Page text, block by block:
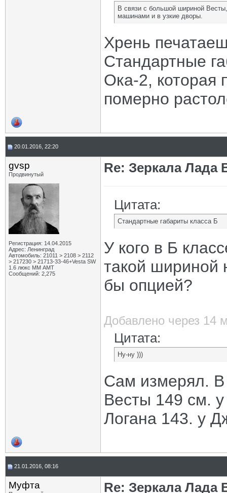
В связи с большой шириной
машинами и в узкие дворы.
Хрень
Стандартные
Ока-2, которая
померно
20.01.2016, 22:20
gvsp
Продвинутый
Регистрация: 14.04.2015
Адрес: Ленинград
Автомобиль: 21011 > 2108 > 2112
> 217230 > 21713-33-46+Vesta SW
1.6 люкс ММ АМТ
Сообщений: 2,275
Re: Зеркала Лада
Цитата:
Стандартные габариты класса Б
У кого в Б
такой шириной
бы опцией?
Добавлено через 14
Цитата:
Ну-ну )))
Сам измерял. В
Весты 149 см.
Логана 143. у
21.01.2016, 08:16
Муфта Re: Зеркала Лада